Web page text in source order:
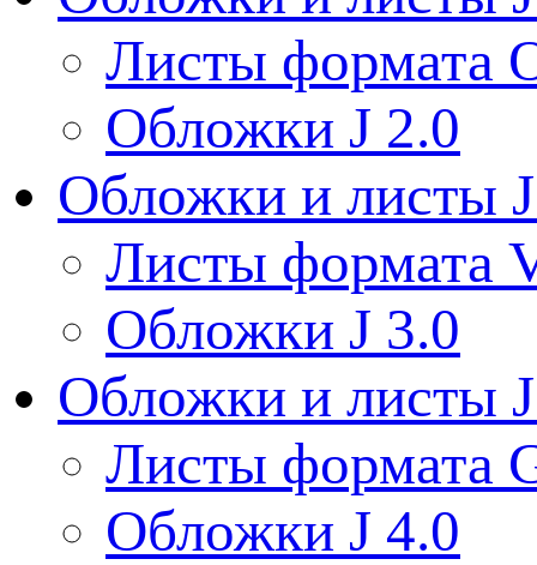
Листы формата
Обложки J 2.0
Обложки и листы
Листы формата
Обложки J 3.0
Обложки и листы
Листы формата
Обложки J 4.0